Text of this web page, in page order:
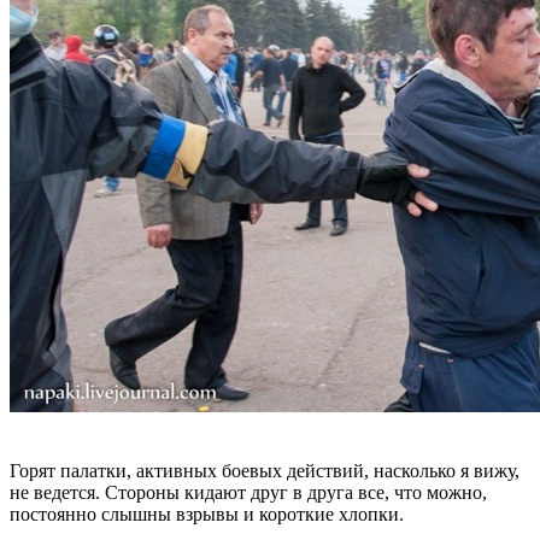
Горят палатки, активных боевых действий, насколько я вижу,
не ведется. Стороны кидают друг в друга все, что можно,
постоянно слышны взрывы и короткие хлопки.